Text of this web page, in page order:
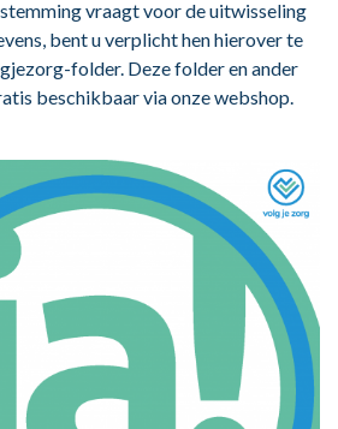
vraagt voor de uitwisseling
bent u verplicht hen hierover te
folder. Deze folder en ander
beschikbaar via onze webshop.